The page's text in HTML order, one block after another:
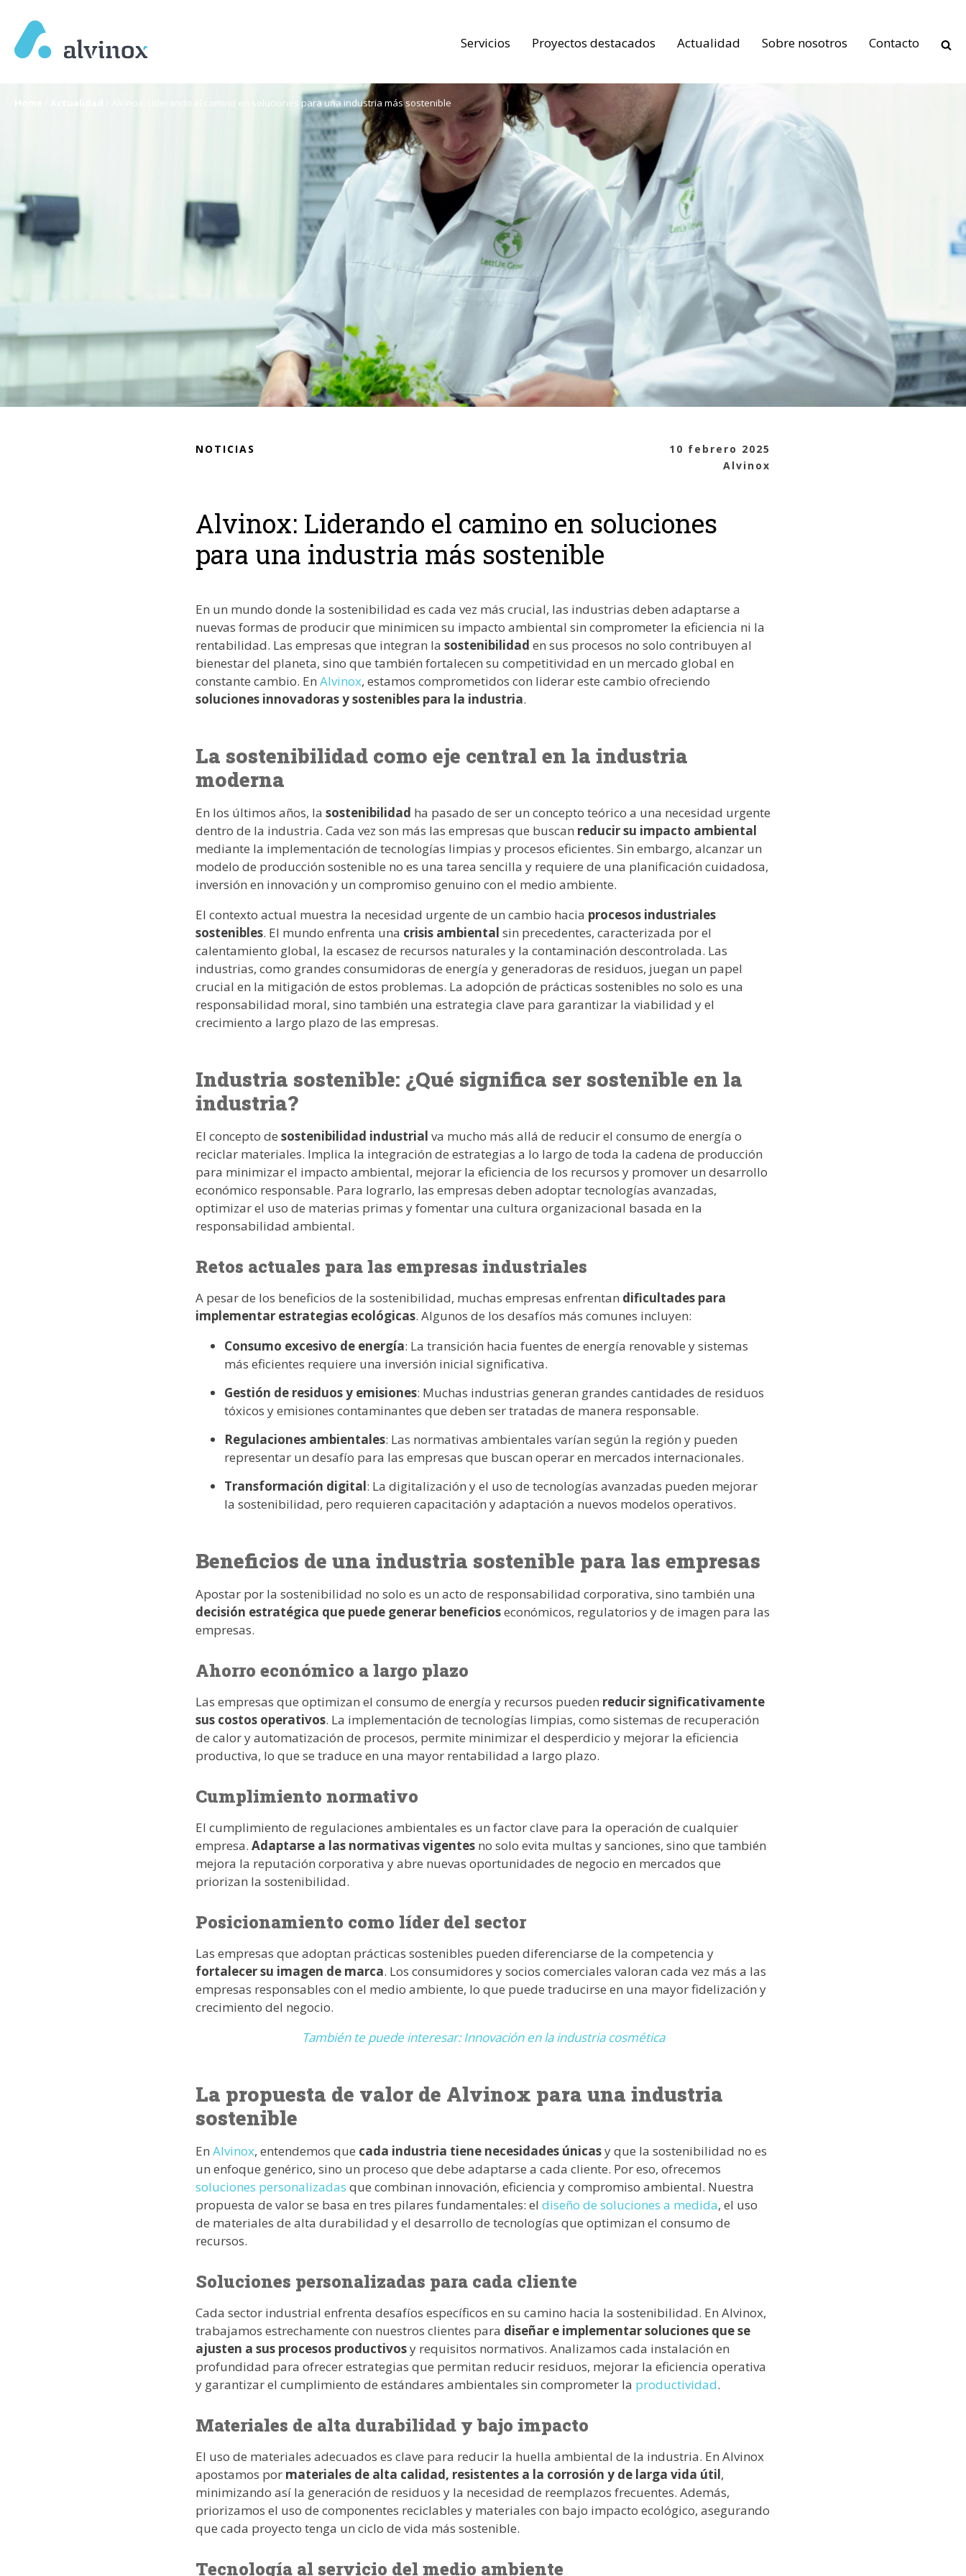
Servicios Proyectos destacados Actualidad Sobre nosotros Contacto
Home Actualidad Alvinox: Liderando el camino en soluciones para una industria más sostenible
NOTICIAS
10 febrero 2025
Alvinox
Alvinox: Liderando el camino en soluciones
para una industria más sostenible
En un mundo donde la sostenibilidad es cada vez más crucial, las industrias deben adaptarse a
nuevas formas de producir que minimicen su impacto ambiental sin comprometer la eficiencia ni la
rentabilidad. Las empresas que integran la sostenibilidad en sus procesos no solo contribuyen al
bienestar del planeta, sino que también fortalecen su competitividad en un mercado global en
constante cambio. En Alvinox, estamos comprometidos con liderar este cambio ofreciendo
soluciones innovadoras y sostenibles para la industria.
La sostenibilidad como eje central en la industria
moderna
En los últimos años, la sostenibilidad ha pasado de ser un concepto teórico a una necesidad urgente
dentro de la industria. Cada vez son más las empresas que buscan reducir su impacto ambiental
mediante la implementación de tecnologías limpias y procesos eficientes. Sin embargo, alcanzar un
modelo de producción sostenible no es una tarea sencilla y requiere de una planificación cuidadosa,
inversión en innovación y un compromiso genuino con el medio ambiente.
El contexto actual muestra la necesidad urgente de un cambio hacia procesos industriales
sostenibles. El mundo enfrenta una crisis ambiental sin precedentes, caracterizada por el
calentamiento global, la escasez de recursos naturales y la contaminación descontrolada. Las
industrias, como grandes consumidoras de energía y generadoras de residuos, juegan un papel
crucial en la mitigación de estos problemas. La adopción de prácticas sostenibles no solo es una
responsabilidad moral, sino también una estrategia clave para garantizar la viabilidad y el
crecimiento a largo plazo de las empresas.
Industria sostenible: ¿Qué significa ser sostenible en la
industria?
El concepto de sostenibilidad industrial va mucho más allá de reducir el consumo de energía o
reciclar materiales. Implica la integración de estrategias a lo largo de toda la cadena de producción
para minimizar el impacto ambiental, mejorar la eficiencia de los recursos y promover un desarrollo
económico responsable. Para lograrlo, las empresas deben adoptar tecnologías avanzadas,
optimizar el uso de materias primas y fomentar una cultura organizacional basada en la
responsabilidad ambiental.
Retos actuales para las empresas industriales
A pesar de los beneficios de la sostenibilidad, muchas empresas enfrentan dificultades para
implementar estrategias ecológicas. Algunos de los desafíos más comunes incluyen:
Consumo excesivo de energía: La transición hacia fuentes de energía renovable y sistemas
más eficientes requiere una inversión inicial significativa.
Gestión de residuos y emisiones: Muchas industrias generan grandes cantidades de residuos
tóxicos y emisiones contaminantes que deben ser tratadas de manera responsable.
Regulaciones ambientales: Las normativas ambientales varían según la región y pueden
representar un desafío para las empresas que buscan operar en mercados internacionales.
Transformación digital: La digitalización y el uso de tecnologías avanzadas pueden mejorar
la sostenibilidad, pero requieren capacitación y adaptación a nuevos modelos operativos.
Beneficios de una industria sostenible para las empresas
Apostar por la sostenibilidad no solo es un acto de responsabilidad corporativa, sino también una
decisión estratégica que puede generar beneficioseconómicos, regulatorios y de imagen para las
empresas.
Ahorro económico a largo plazo
Las empresas que optimizan el consumo de energía y recursos pueden reducir significativamente
sus costos operativos. La implementación de tecnologías limpias, como sistemas de recuperación
de calor y automatización de procesos, permite minimizar el desperdicio y mejorar la eficiencia
productiva, lo que se traduce en una mayor rentabilidad a largo plazo.
Cumplimiento normativo
El cumplimiento de regulaciones ambientales es un factor clave para la operación de cualquier
empresa. Adaptarse a las normativas vigentes no solo evita multas y sanciones, sino que también
mejora la reputación corporativa y abre nuevas oportunidades de negocio en mercados que
priorizan la sostenibilidad.
Posicionamiento como líder del sector
Las empresas que adoptan prácticas sostenibles pueden diferenciarse de la competencia y
fortalecer su imagen de marca. Los consumidores y socios comerciales valoran cada vez más a las
empresas responsables con el medio ambiente, lo que puede traducirse en una mayor fidelización y
crecimiento del negocio.
También te puede interesar: Innovación en la industria cosmética
La propuesta de valor de Alvinox para una industria
sostenible
En Alvinox, entendemos que cada industria tiene necesidades únicasy que la sostenibilidad no es
un enfoque genérico, sino un proceso que debe adaptarse a cada cliente. Por eso, ofrecemos
soluciones personalizadas que combinan innovación, eficiencia y compromiso ambiental. Nuestra
propuesta de valor se basa en tres pilares fundamentales: el diseño de soluciones a medida, el uso
de materiales de alta durabilidad y el desarrollo de tecnologías que optimizan el consumo de
recursos.
Soluciones personalizadas para cada cliente
Cada sector industrial enfrenta desafíos específicos en su camino hacia la sostenibilidad. En Alvinox,
trabajamos estrechamente con nuestros clientes para diseñar e implementar soluciones que se
ajusten a sus procesos productivosy requisitos normativos. Analizamos cada instalación en
profundidad para ofrecer estrategias que permitan reducir residuos, mejorar la eficiencia operativa
y garantizar el cumplimiento de estándares ambientales sin comprometer la productividad.
Materiales de alta durabilidad y bajo impacto
El uso de materiales adecuados es clave para reducir la huella ambiental de la industria. En Alvinox
apostamos por materiales de alta calidad, resistentes a la corrosión y de larga vida útil,
minimizando así la generación de residuos y la necesidad de reemplazos frecuentes. Además,
priorizamos el uso de componentes reciclables y materiales con bajo impacto ecológico, asegurando
que cada proyecto tenga un ciclo de vida más sostenible.
Tecnología al servicio del medio ambiente